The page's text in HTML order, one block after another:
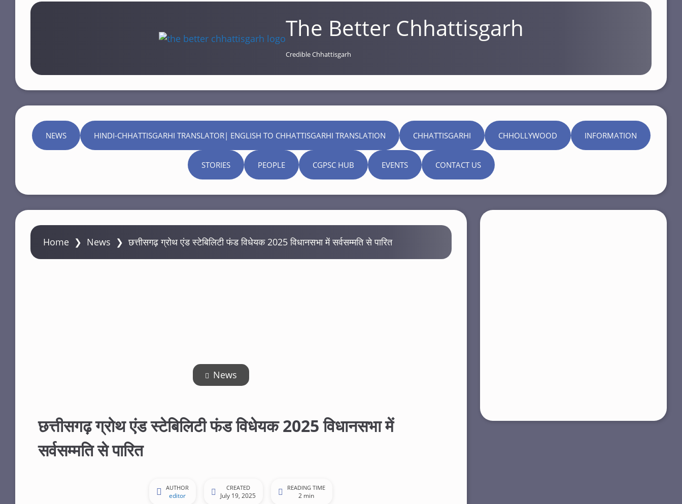
The Better Chhattisgarh
Credible Chhattisgarh
NEWS HINDI-CHHATTISGARHI TRANSLATOR| ENGLISH TO CHHATTISGARHI TRANSLATION CHHATTISGARHI CHHOLLYWOOD INFORMATION
STORIES PEOPLE CGPSC HUB EVENTS CONTACT US
Home ❯ News ❯छत्तीसगढ़ ग्रोथ एंड स्टेबिलिटी फंड विधेयक 2025 विधानसभा में सर्वसम्मति से पारित
News
छत्तीसगढ़ ग्रोथ एंड स्टेबिलिटी फंड विधेयक 2025 विधानसभा में
सर्वसम्मति से पारित
AUTHOR
editor
CREATED
July 19, 2025
READING TIME
2 min